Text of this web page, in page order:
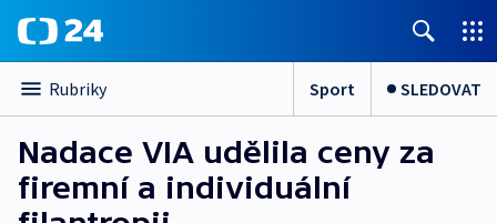
Rubriky Sport SLEDOVAT
Nadace VIA udělila ceny za
firemní a individuální